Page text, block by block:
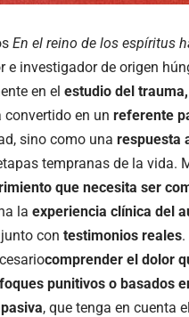
En el reino de los espíritus
e investigador de origen
en el estudio del
convertido en un referente
sino como una respuesta
tempranas de la vida.
que necesita ser
la experiencia clínica del
junto con testimonios reales
comprender el dolor
punitivos o basados
, que tenga en cuenta